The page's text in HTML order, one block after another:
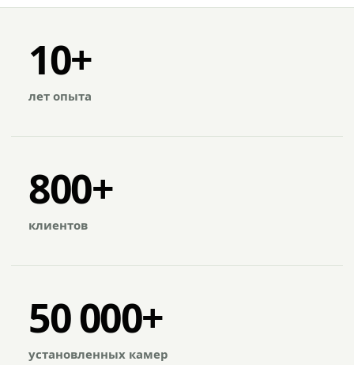
10+
лет опыта
800+
клиентов
50 000+
установленных камер